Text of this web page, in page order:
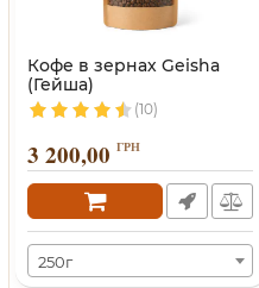
Кофе в зернах Geisha
(Гейша)
(10)
3 200,00 ГРН
250г